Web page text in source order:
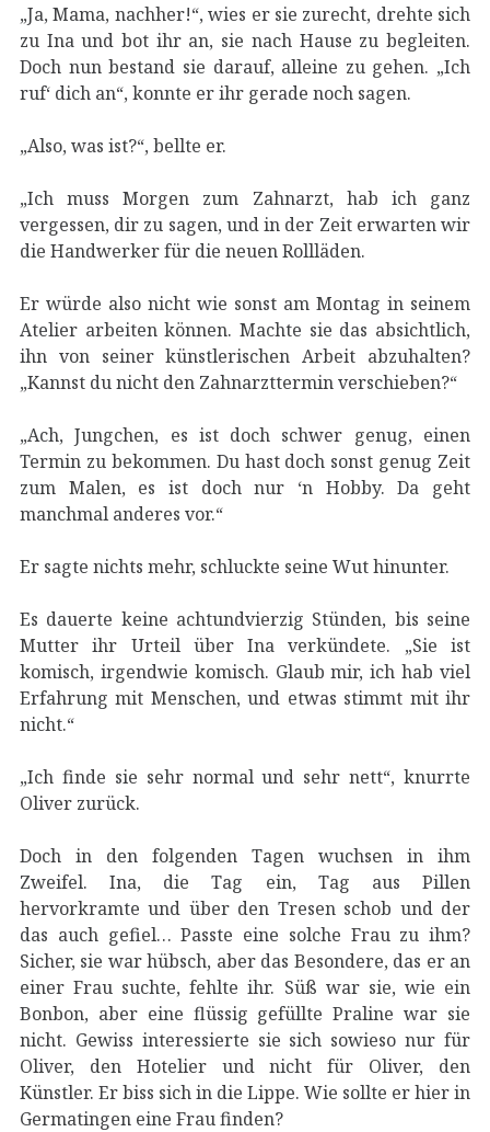
„Ja, Mama, nachher!“, wies er sie zurecht, drehte sich
zu Ina und bot ihr an, sie nach Hause zu begleiten.
Doch nun bestand sie darauf, alleine zu gehen. „Ich
ruf‘ dich an“, konnte er ihr gerade noch sagen.
„Also, was ist?“, bellte er.
„Ich muss Morgen zum Zahnarzt, hab ich ganz
vergessen, dir zu sagen, und in der Zeit erwarten wir
die Handwerker für die neuen Rollläden.
Er würde also nicht wie sonst am Montag in seinem
Atelier arbeiten können. Machte sie das absichtlich,
ihn von seiner künstlerischen Arbeit abzuhalten?
„Kannst du nicht den Zahnarzttermin verschieben?“
„Ach, Jungchen, es ist doch schwer genug, einen
Termin zu bekommen. Du hast doch sonst genug Zeit
zum Malen, es ist doch nur ‘n Hobby. Da geht
manchmal anderes vor.“
Er sagte nichts mehr, schluckte seine Wut hinunter.
Es dauerte keine achtundvierzig Stünden, bis seine
Mutter ihr Urteil über Ina verkündete. „Sie ist
komisch, irgendwie komisch. Glaub mir, ich hab viel
Erfahrung mit Menschen, und etwas stimmt mit ihr
nicht.“
„Ich finde sie sehr normal und sehr nett“, knurrte
Oliver zurück.
Doch in den folgenden Tagen wuchsen in ihm
Zweifel. Ina, die Tag ein, Tag aus Pillen
hervorkramte und über den Tresen schob und der
das auch gefiel… Passte eine solche Frau zu ihm?
Sicher, sie war hübsch, aber das Besondere, das er an
einer Frau suchte, fehlte ihr. Süß war sie, wie ein
Bonbon, aber eine flüssig gefüllte Praline war sie
nicht. Gewiss interessierte sie sich sowieso nur für
Oliver, den Hotelier und nicht für Oliver, den
Künstler. Er biss sich in die Lippe. Wie sollte er hier in
Germatingen eine Frau finden?